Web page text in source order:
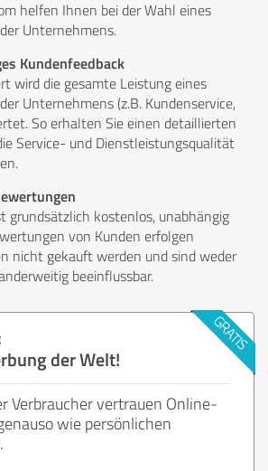
helfen Ihnen bei der Wahl eines
Unternehmens.
Kundenfeedback
wird die gesamte Leistung eines
Unternehmens (z.B. Kundenservice,
So erhalten Sie einen detaillierten
Service- und Dienstleistungsqualität
grundsätzlich kostenlos, unabhängig
von Kunden erfolgen
nicht gekauft werden und sind weder
beeinflussbar.
der Welt!
Verbraucher vertrauen Online-
wie persönlichen